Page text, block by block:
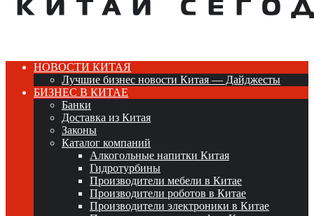
НОВОСТИ КИТАЯ
Лучшие бизнес новости Китая — Дайджесты
БИЗНЕС В КИТАЕ
Банки
Доставка из Китая
Законы
Каталог компаний
Алкогольные напитки Китая
Гидротурбины
Производители мебели в Китае
Производители роботов в Китае
Производители электроники в Китае